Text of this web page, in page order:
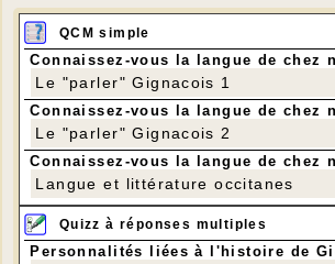
1- Aménagement de la traverse RD
Présentation du pré-diagnostic établi
du Lot ;
2- Présentation et validation du
du SIAEP du Blagour sur le prix et la
service de l’eau potable ;
3- Subvention exceptionnelle à
pour l’organisation d’une exposition
commémoration du centenaire de
1918 et décision modificative
4- Sinistre relatif aux dégâts
le mur à ossature bois de la salle
Acceptation du remboursement de
autorisation pour procéder à
QCM simple
Connaissez-vous la langue de chez
Le "parler" Gignacois 1
Connaissez-vous la langue de chez
Le "parler" Gignacois 2
Connaissez-vous la langue de chez
Langue et littérature occitanes
Quizz à réponses multiples
Personnalités liées à l'histoire de